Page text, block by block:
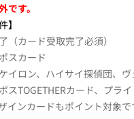
です。
】
（カード受取完了必須）
スカード
イロン、ハイサイ探偵団、ヴ
スTOGETHERカード、プライ
インカードもポイント対象で